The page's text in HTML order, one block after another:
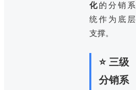
化的分销系
统作为底层
支撑。
⭐ 三级
分销系